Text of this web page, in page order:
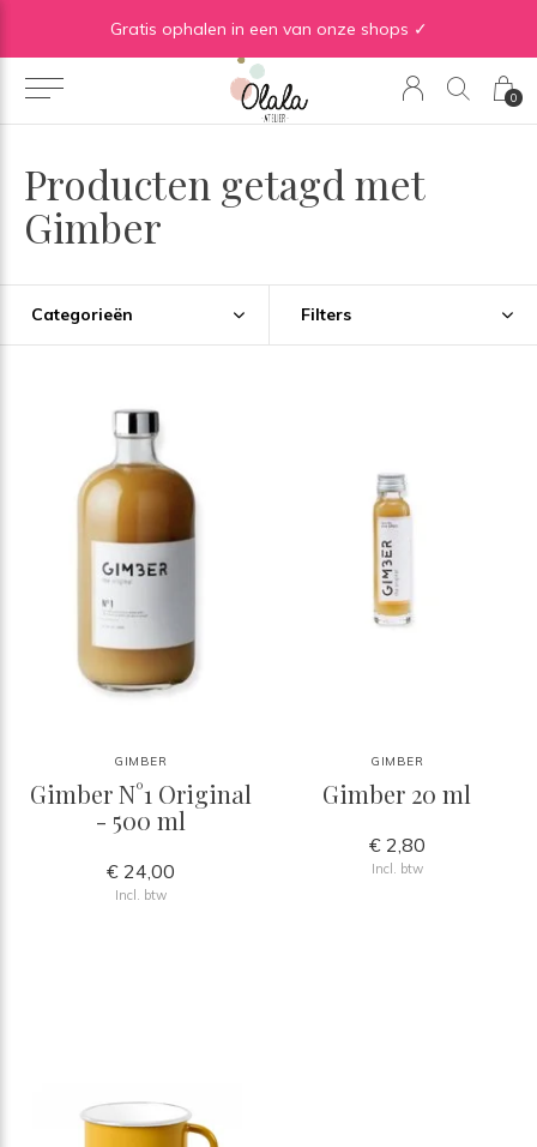
0
Gratis ophalen in een van onze shops ✓
Producten getagd met
Gimber
Categorieën Filters
GIMBER
Gimber N°1 Original
- 500 ml
€ 24,00
Incl. btw
GIMBER
Gimber 20 ml
€ 2,80
Incl. btw